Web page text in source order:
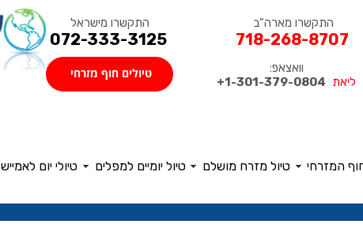
התקשרו מישראל
072-333-3125
המזרחי טיול מזרח מושלם טיול יומיים למפלים טיולי יום לאמייש
טיולים חוף מזרחי
וואצאפ:
ליאת 1-301-379-0804+
התקשרו מארה"ב
718-268-8707